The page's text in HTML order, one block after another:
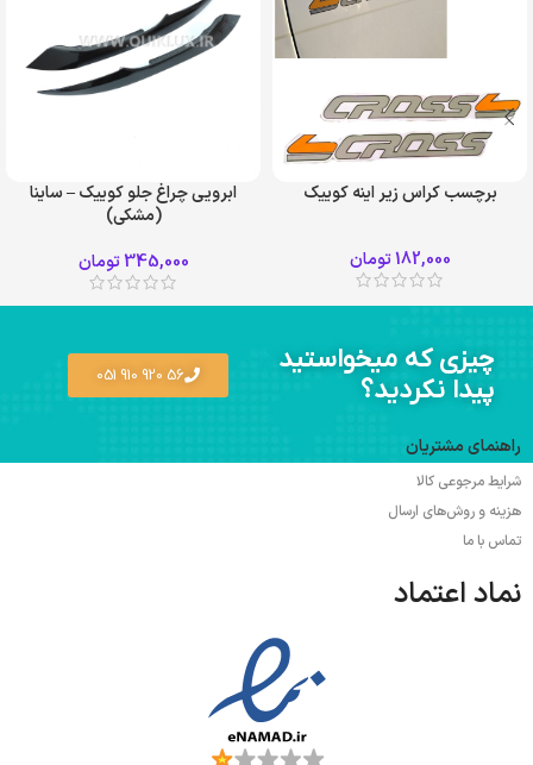
برچسب کراس زیر اینه کوییک
182,000تومان
ابرویی چراغ جلو کوییک – ساینا
(مشکی)
345,000 تومان
چیزی که میخواستید
پیدا نکردید؟
56 920 910 051
راهنمای مشتریان
شرایط مرجوعی کالا
هزینه و روش‌های ارسال
تماس با ما
نماد اعتماد